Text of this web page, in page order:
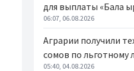
для выплаты «Бала
06:07, 06.08.2026
Аграрии получили
сомов по льготному
05:40, 04.08.2026